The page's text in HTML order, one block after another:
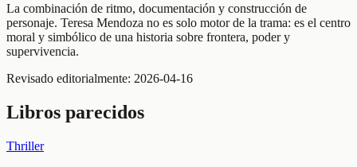
La combinación de ritmo, documentación y construcción de
personaje. Teresa Mendoza no es solo motor de la trama: es el centro
moral y simbólico de una historia sobre frontera, poder y
supervivencia.
Revisado editorialmente: 2026-04-16
Libros parecidos
Thriller